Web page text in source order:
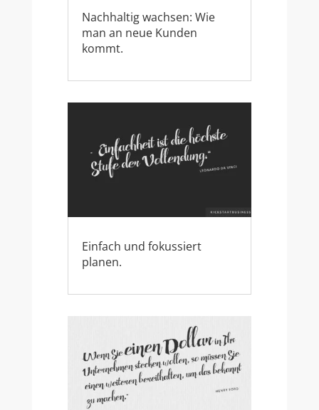
Nachhaltig wachsen: Wie
man an neue Kunden
kommt.
Einfach und fokussiert
planen.